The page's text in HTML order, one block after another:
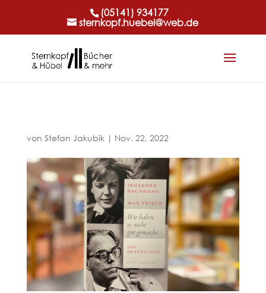
(05141) 934177
sternkopf.huebel@web.de
von Stefan Jakubik| Nov. 22, 2022